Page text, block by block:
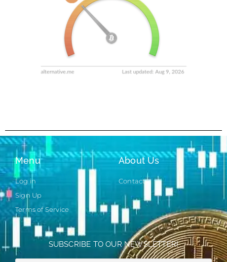
Menu
Log in
Sign Up
Terms of Service
About Us
Contact
SUBSCRIBE TO OUR NEWSLETTER!